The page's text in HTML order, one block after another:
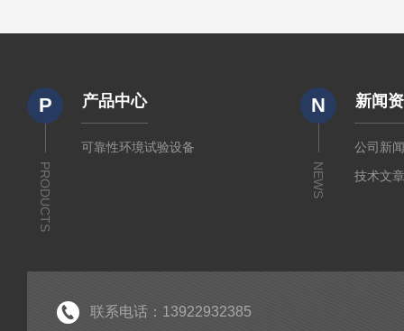
P
PRODUCTS
产品中心
可靠性环境试验设备
N
NEWS
新闻
公司新
技术文
联系电话：13922932385